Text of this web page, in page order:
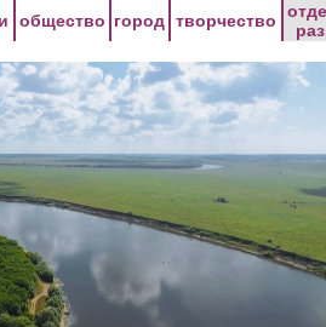
общество город творчество